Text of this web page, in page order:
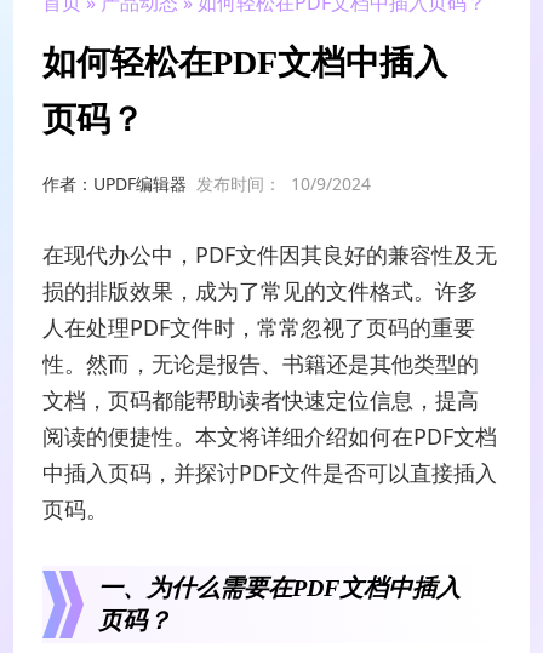
如何轻松在PDF文档中插入
页码？
作者：UPDF编辑器 发布时间： 10/9/2024
在现代办公中，PDF文件因其良好的兼容性及无
损的排版效果，成为了常见的文件格式。许多
人在处理PDF文件时，常常忽视了页码的重要
性。然而，无论是报告、书籍还是其他类型的
文档，页码都能帮助读者快速定位信息，提高
阅读的便捷性。本文将详细介绍如何在PDF文档
中插入页码，并探讨PDF文件是否可以直接插入
页码。
一、为什么需要在PDF文档中插入
页码？